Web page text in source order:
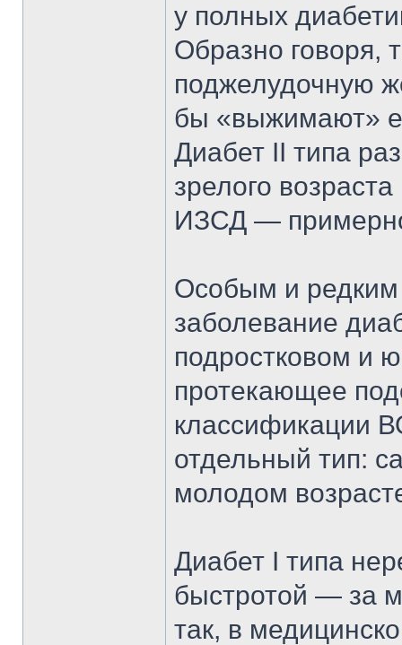
у полных
Образно говоря,
поджелудочную
бы «выжимают»
Диабет II типа
зрелого
ИЗСД —
Особым и редким
заболевание
подростковом и
протекающее
классификации
отдельный тип:
молодом
Диабет I типа
быстротой — за
так, в